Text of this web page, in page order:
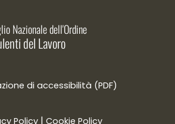
Nazionale dell'Ordine
del Lavoro
di accessibilità (PDF)
Policy | Cookie Policy